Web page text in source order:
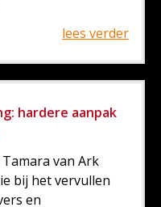
lees verder
hardere aanpak
van Ark
bij het vervullen
en